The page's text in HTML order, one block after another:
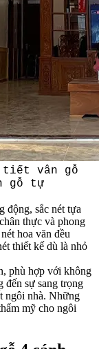
tiết vân gỗ
gỗ tự
động, sắc nét tựa
thực và phong
hoa văn đều
thiết kế dù là nhỏ
phù hợp với không
đến sự sang trọng
ngôi nhà. Những
mỹ cho ngôi